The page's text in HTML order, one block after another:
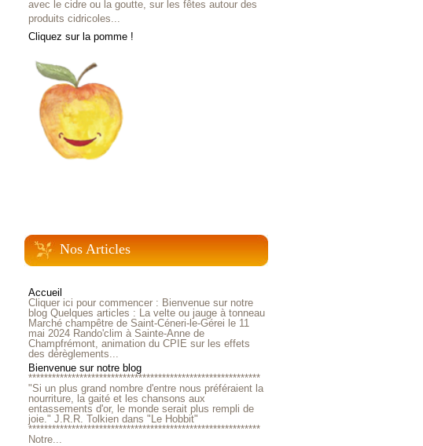
avec le cidre ou la goutte, sur les fêtes autour des
produits cidricoles...
Cliquez sur la pomme !
Nos Articles
Accueil
Cliquer ici pour commencer : Bienvenue sur notre
blog Quelques articles : La velte ou jauge à tonneau
Marché champêtre de Saint-Céneri-le-Gérei le 11
mai 2024 Rando'clim à Sainte-Anne de
Champfrémont, animation du CPIE sur les effets
des dérèglements...
Bienvenue sur notre blog
***********************************************************
"Si un plus grand nombre d'entre nous préféraient la
nourriture, la gaité et les chansons aux
entassements d'or, le monde serait plus rempli de
joie." J.R.R. Tolkien dans "Le Hobbit"
***********************************************************
Notre...